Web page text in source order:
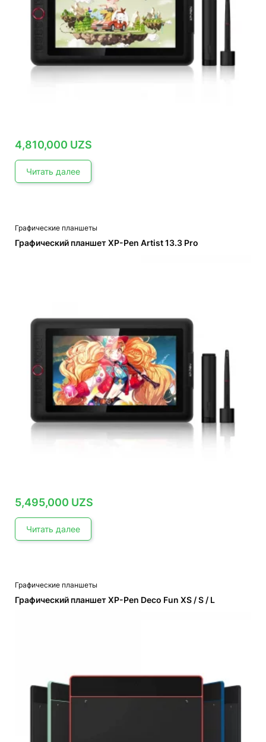
4,810,000 UZS
Читать далее
Графические планшеты
Графический планшет XP-Pen Artist 13.3 Pro
5,495,000 UZS
Читать далее
Графические планшеты
Графический планшет XP-Pen Deco Fun XS / S / L
Этот
товар
имеет